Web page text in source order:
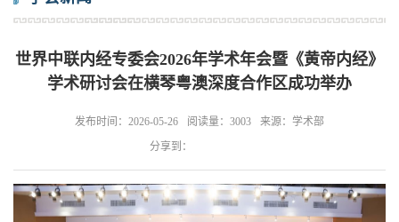
世界中联内经专委会2026年学术年会暨《黄帝内经》
学术研讨会在横琴粤澳深度合作区成功举办
发布时间：2026-05-26 阅读量：3003
来源：学术部
分享到：